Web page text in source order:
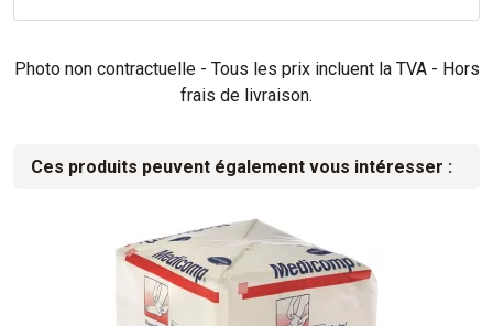
Photo non contractuelle - Tous les prix incluent la TVA - Hors
frais de livraison.
Ces produits peuvent également vous intéresser :